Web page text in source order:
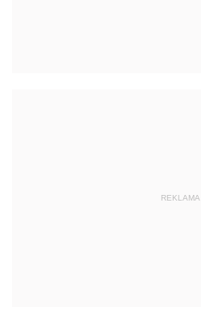
REKLAMA